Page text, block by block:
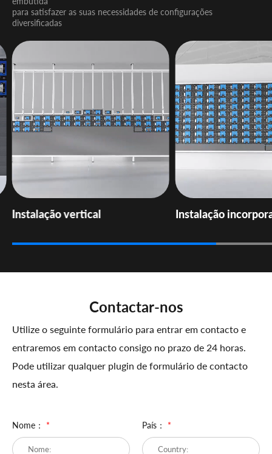
para satisfazer as suas necessidades de configurações
diversificadas
Instalação vertical Instalação
Contactar-nos
Utilize o seguinte formulário para entrar em contacto e
entraremos em contacto consigo no prazo de 24 horas.
Pode utilizar qualquer plugin de formulário de contacto
nesta área.
Nome： * País： *